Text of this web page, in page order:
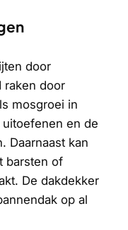
door
raken door
mosgroei in
en de
Daarnaast kan
barsten of
De dakdekker
op al